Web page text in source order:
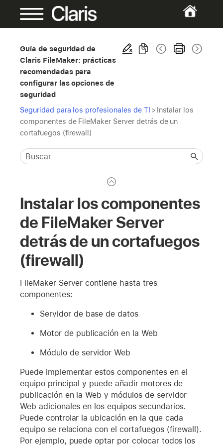
Guía de seguridad de
Claris FileMaker: prácticas
recomendadas para
configurar las opciones de
seguridad
Seguridad para los profesionales de TI > Instalar los
componentes de FileMaker Server detrás de un
cortafuegos (firewall)
Instalar los componentes
de FileMaker Server
detrás de un cortafuegos
(firewall)
FileMaker Server contiene hasta tres
componentes:
Servidor de base de datos
Motor de publicación en la Web
Módulo de servidor Web
Puede implementar estos componentes en el
equipo principal y puede añadir motores de
publicación en la Web y módulos de servidor
Web adicionales en los equipos secundarios.
Puede controlar la ubicación en la que cada
equipo se relaciona con el cortafuegos (firewall).
Por ejemplo, puede optar por colocar todos los